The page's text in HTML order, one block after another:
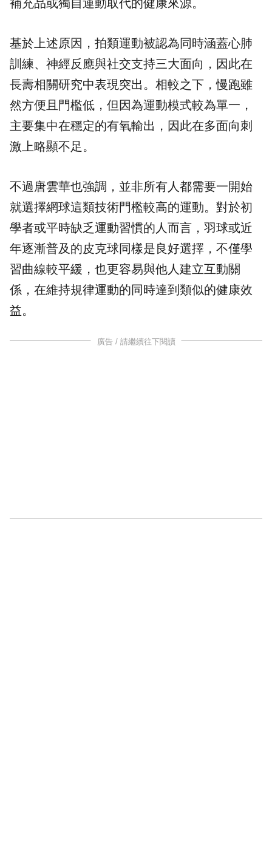
補充品或獨自運動取代的健康來源。
基於上述原因，拍類運動被認為同時涵蓋心肺
訓練、神經反應與社交支持三大面向，因此在
長壽相關研究中表現突出。相較之下，慢跑雖
然方便且門檻低，但因為運動模式較為單一，
主要集中在穩定的有氧輸出，因此在多面向刺
激上略顯不足。
不過唐雲華也強調，並非所有人都需要一開始
就選擇網球這類技術門檻較高的運動。對於初
學者或平時缺乏運動習慣的人而言，羽球或近
年逐漸普及的皮克球同樣是良好選擇，不僅學
習曲線較平緩，也更容易與他人建立互動關
係，在維持規律運動的同時達到類似的健康效
益。
廣告 / 請繼續往下閱讀